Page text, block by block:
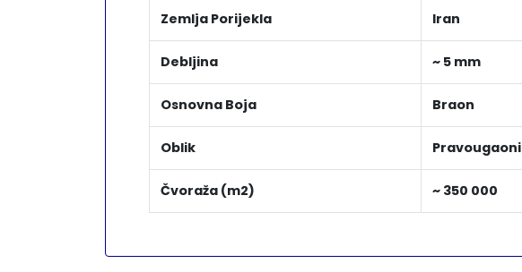
Zemlja Porijekla Iran
Debljina ~ 5 mm
Osnovna Boja Braon
Oblik Pravougaoni
Čvoraža (m2) ~ 350 000